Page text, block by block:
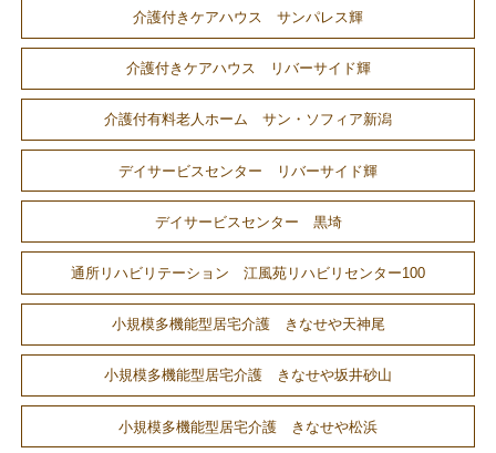
介護付きケアハウス サンパレス輝
介護付きケアハウス リバーサイド輝
介護付有料老人ホーム サン・ソフィア新潟
デイサービスセンター リバーサイド輝
デイサービスセンター 黒埼
通所リハビリテーション 江風苑リハビリセンター100
小規模多機能型居宅介護 きなせや天神尾
小規模多機能型居宅介護 きなせや坂井砂山
小規模多機能型居宅介護 きなせや松浜